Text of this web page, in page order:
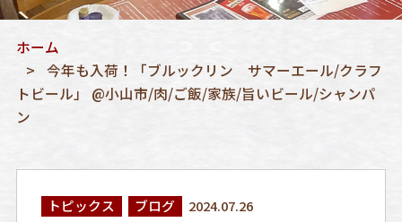
ホーム
今年も入荷！「ブルックリン サマーエール/クラフ
トビール」 @小山市/肉/ご飯/家族/旨いビール/シャンパ
ン
トピックス ブログ 2024.07.26